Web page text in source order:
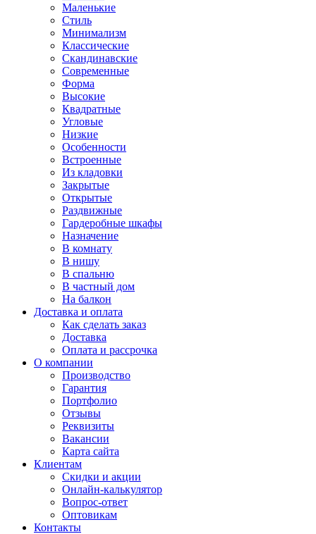
Маленькие
Стиль
Минимализм
Классические
Скандинавские
Современные
Форма
Высокие
Квадратные
Угловые
Низкие
Особенности
Встроенные
Из кладовки
Закрытые
Открытые
Раздвижные
Гардеробные шкафы
Назначение
В комнату
В нишу
В спальню
В частный дом
На балкон
Доставка и оплата
Как сделать заказ
Доставка
Оплата и рассрочка
О компании
Производство
Гарантия
Портфолио
Отзывы
Реквизиты
Вакансии
Карта сайта
Клиентам
Скидки и акции
Онлайн-калькулятор
Вопрос-ответ
Оптовикам
Контакты